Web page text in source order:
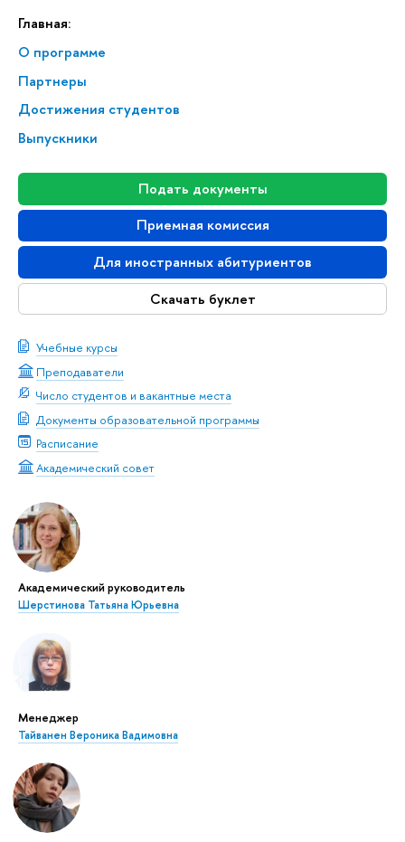
Главная:
О программе
Партнеры
Достижения студентов
Выпускники
Подать документы
Приемная комиссия
Для иностранных абитуриентов
Скачать буклет
Учебные курсы
Преподаватели
Число студентов и вакантные места
Документы образовательной программы
Расписание
Академический совет
Академический руководитель
Шерстинова Татьяна Юрьевна
Менеджер
Тайванен Вероника Вадимовна